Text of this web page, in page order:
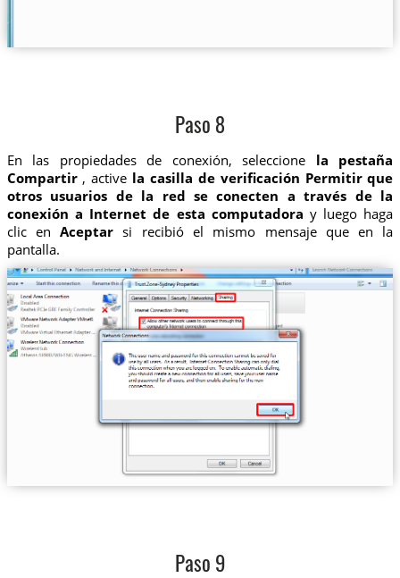
Paso 8
En las propiedades de conexión, seleccione la pestaña
Compartir, active la casilla de verificación Permitir que
otros usuarios de la red se conecten a través de la
conexión a Internet de esta computadora y luego haga
clic enAceptar si recibió el mismo mensaje que en la
pantalla.
Paso 9